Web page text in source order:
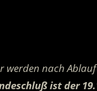
werden nach
ist der